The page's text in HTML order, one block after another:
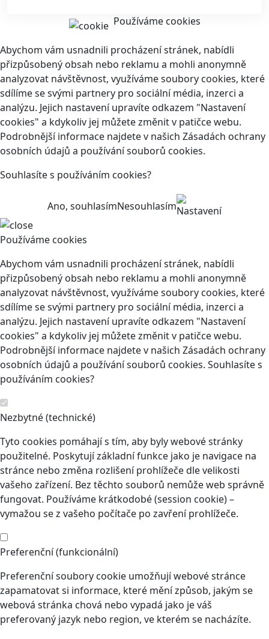
Používáme cookies
Abychom vám usnadnili procházení stránek, nabídli
přizpůsobený obsah nebo reklamu a mohli anonymně
analyzovat návštěvnost, využíváme soubory cookies, které
sdílíme se svými partnery pro sociální média, inzerci a
analýzu. Jejich nastavení upravíte odkazem "Nastavení
cookies" a kdykoliv jej můžete změnit v patičce webu.
Podrobnější informace najdete v našich Zásadách ochrany
osobních údajů a používání souborů cookies.
Souhlasíte s používáním cookies?
Ano, souhlasímNesouhlasímNastavení
Používáme cookies
Abychom vám usnadnili procházení stránek, nabídli
přizpůsobený obsah nebo reklamu a mohli anonymně
analyzovat návštěvnost, využíváme soubory cookies, které
sdílíme se svými partnery pro sociální média, inzerci a
analýzu. Jejich nastavení upravíte odkazem "Nastavení
cookies" a kdykoliv jej můžete změnit v patičce webu.
Podrobnější informace najdete v našich Zásadách ochrany
osobních údajů a používání souborů cookies. Souhlasíte s
používáním cookies?
Nezbytné (technické)
Tyto cookies pomáhají s tím, aby byly webové stránky
použitelné. Poskytují základní funkce jako je navigace na
stránce nebo změna rozlišení prohlížeče dle velikosti
vašeho zařízení. Bez těchto souborů nemůže web správně
fungovat. Používáme krátkodobé (session cookie) –
vymažou se z vašeho počítače po zavření prohlížeče.
Preferenční (funkcionální)
Preferenční soubory cookie umožňují webové stránce
zapamatovat si informace, které mění způsob, jakým se
webová stránka chová nebo vypadá jako je váš
preferovaný jazyk nebo region, ve kterém se nacházíte.